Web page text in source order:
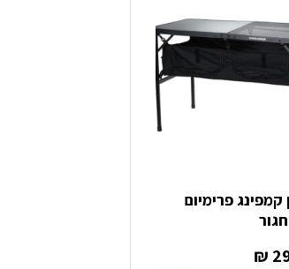
קמפינג פרימיום
₪